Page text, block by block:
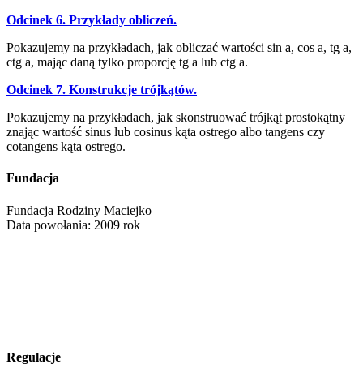
Odcinek 6. Przykłady obliczeń.
Pokazujemy na przykładach, jak obliczać wartości sin a, cos a, tg a,
ctg a, mając daną tylko proporcję tg a lub ctg a.
Odcinek 7. Konstrukcje trójkątów.
Pokazujemy na przykładach, jak skonstruować trójkąt prostokątny
znając wartość sinus lub cosinus kąta ostrego albo tangens czy
cotangens kąta ostrego.
Fundacja
Fundacja Rodziny Maciejko
Data powołania: 2009 rok
Regulacje